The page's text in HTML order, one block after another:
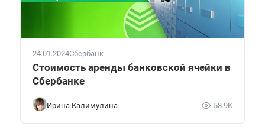
24.01.2024Сбербанк
Стоимость аренды банковской ячейки в
Сбербанке
Ирина Калимулина 58.9K